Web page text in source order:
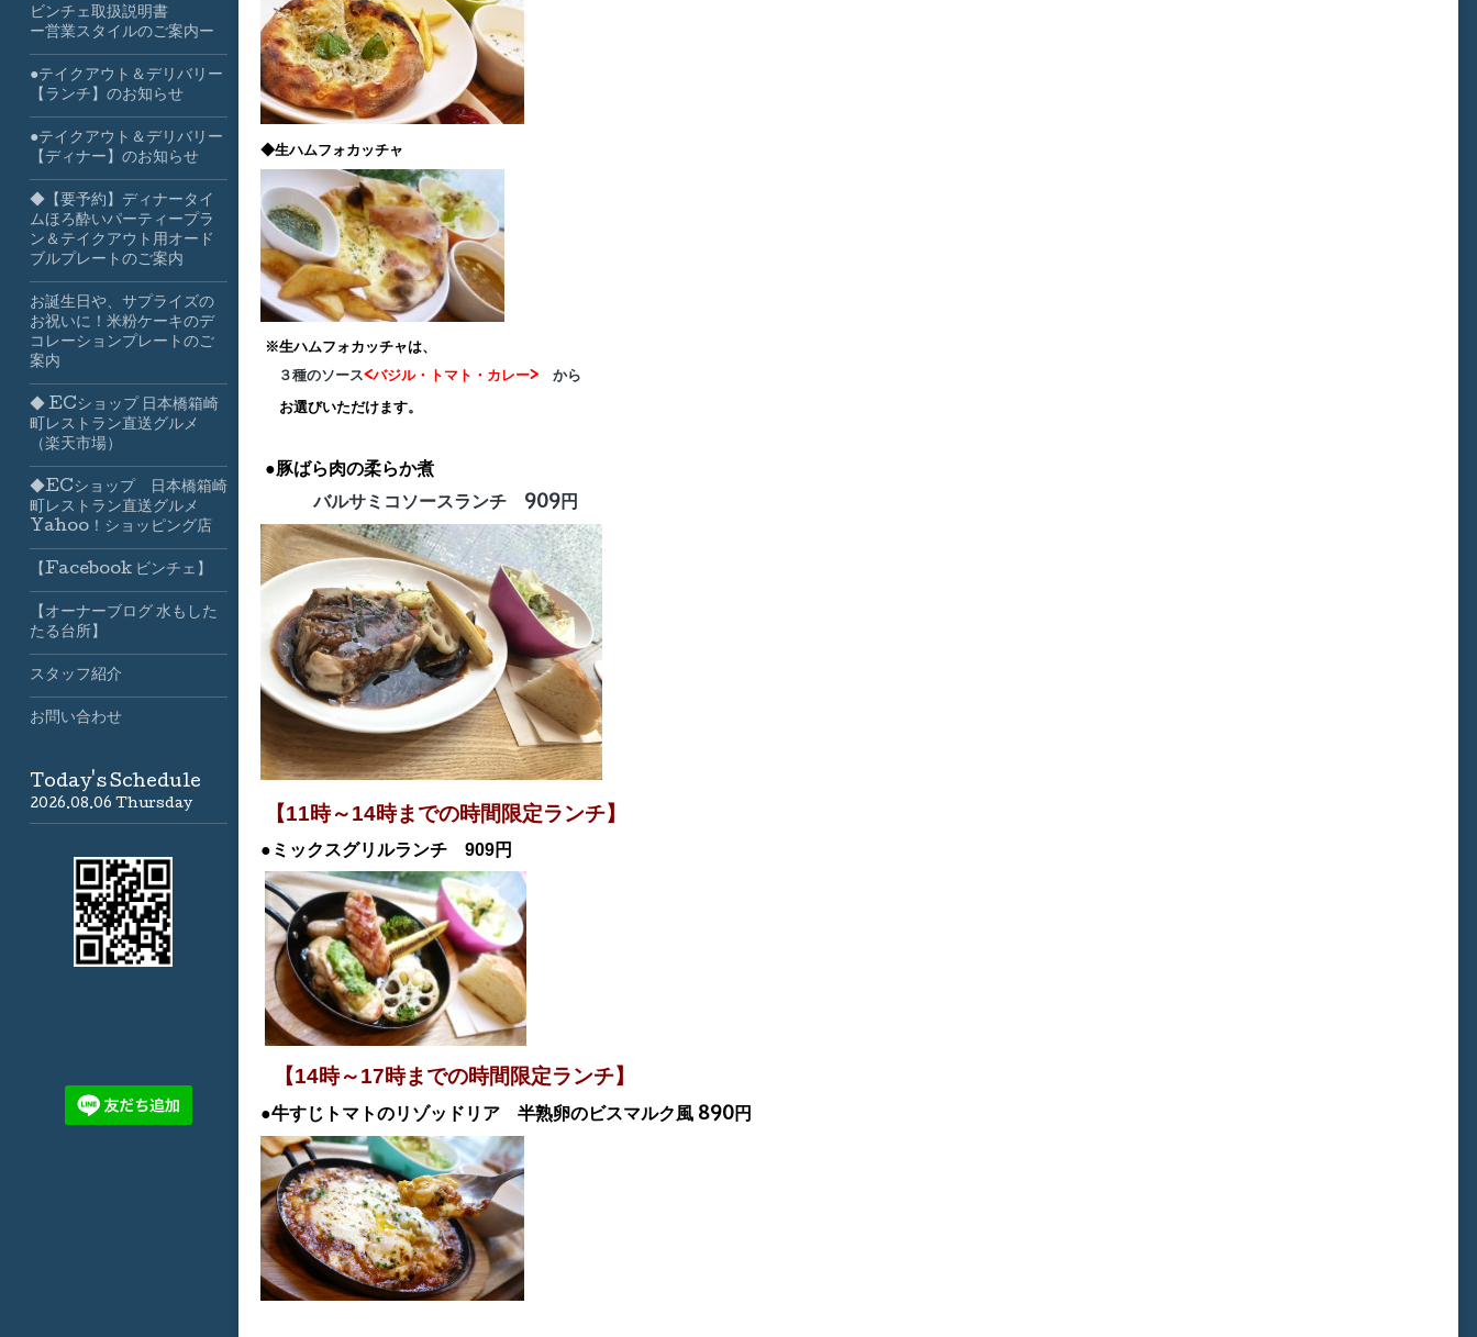
◆生ハムフォカッチャ
※生ハムフォカッチャは、
３種のソース<バジル・トマト・カレー> から
お選びいただけます。
●豚ばら肉の柔らか煮
バルサミコソースランチ 909円
【11時～14時までの時間限定ランチ】
●ミックスグリルランチ 909円
【14時～17時までの時間限定ランチ】
●牛すじトマトのリゾッドリア 半熟卵のビスマルク風 890円
ビンチェ取扱説明書
ー営業スタイルのご案内ー
●テイクアウト＆デリバリー
【ランチ】のお知らせ
●テイクアウト＆デリバリー
【ディナー】のお知らせ
◆【要予約】ディナータイ
ムほろ酔いパーティープラ
ン＆テイクアウト用オード
ブルプレートのご案内
お誕生日や、サプライズの
お祝いに！米粉ケーキのデ
コレーションプレートのご
案内
◆ ECショップ 日本橋箱崎
町レストラン直送グルメ
（楽天市場）
◆ECショップ 日本橋箱崎
町レストラン直送グルメ
Yahoo！ショッピング店
【Facebook ビンチェ】
【オーナーブログ 水もした
たる台所】
スタッフ紹介
お問い合わせ
Today's Schedule
2026.08.06 Thursday